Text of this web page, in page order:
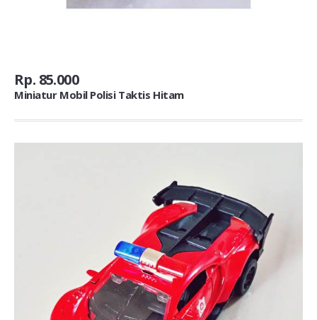
Rp. 85.000
Miniatur Mobil Polisi Taktis Hitam